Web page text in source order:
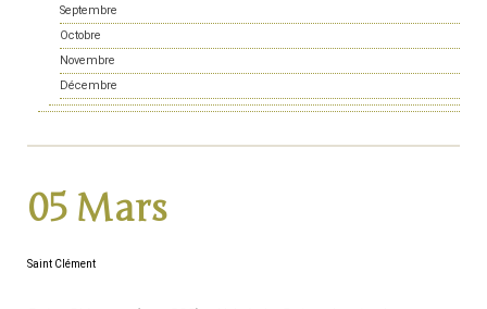
Septembre
Octobre
Novembre
Décembre
05 Mars
Saint Clément